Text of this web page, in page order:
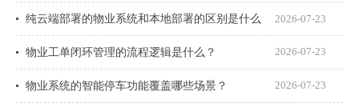
纯云端部署的物业系统和本地部署的区别是什么 2026-07-23
物业工单闭环管理的流程逻辑是什么？ 2026-07-23
物业系统的智能停车功能覆盖哪些场景？ 2026-07-23